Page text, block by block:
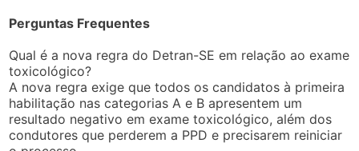
Perguntas Frequentes
Qual é a nova regra do Detran-SE em relação ao exame
toxicológico?
A nova regra exige que todos os candidatos à primeira
habilitação nas categorias A e B apresentem um
resultado negativo em exame toxicológico, além dos
condutores que perderem a PPD e precisarem reiniciar